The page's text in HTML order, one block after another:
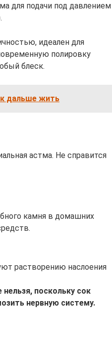
для подачи под давлением
идеален для
полировку
блеск.
дальше жить
астма. Не справится
камня в домашних
растворению наслоения
поскольку сок
нервную систему.